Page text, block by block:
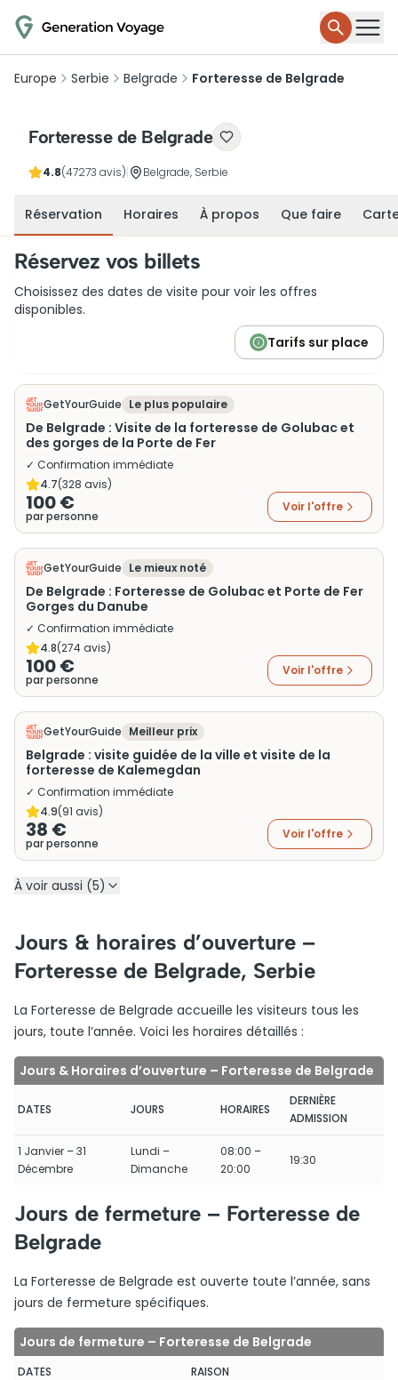
Europe Serbie Belgrade Forteresse de Belgrade
Forteresse de Belgrade
4.8(47273 avis) Belgrade, Serbie
Réservation Horaires À propos Que faire
Réservez vos billets
Choisissez des dates de visite pour voir les offres
disponibles.
Tarifs sur place
GetYourGuide Le plus populaire
De Belgrade : Visite de la forteresse de Golubac et
des gorges de la Porte de Fer
✓ Confirmation immédiate
4.7(328 avis)
100 €
par personne
Voir l'offre
GetYourGuide Le mieux noté
De Belgrade : Forteresse de Golubac et Porte de Fer
Gorges du Danube
✓ Confirmation immédiate
4.8(274avis)
100 €
par personne
Voir l'offre
GetYourGuide Meilleur prix
Belgrade : visite guidée de la ville et visite de la
forteresse de Kalemegdan
✓ Confirmation immédiate
4.9(91 avis)
38 €
par personne
Voir l'offre
À voir aussi (5)
Jours & horaires d’ouverture –
Forteresse de Belgrade, Serbie
La Forteresse de Belgrade accueille les visiteurs tous les
jours, toute l’année. Voici les horaires détaillés :
Jours & Horaires d’ouverture – Forteresse de Belgrade
DATES JOURS HORAIRES
DERNIÈRE
ADMISSION
1 Janvier – 31
Décembre
Lundi –
Dimanche
08:00 –
20:00
19:30
Jours de fermeture – Forteresse de
Belgrade
La Forteresse de Belgrade est ouverte toute l’année, sans
jours de fermeture spécifiques.
Jours de fermeture – Forteresse de Belgrade
DATES RAISON